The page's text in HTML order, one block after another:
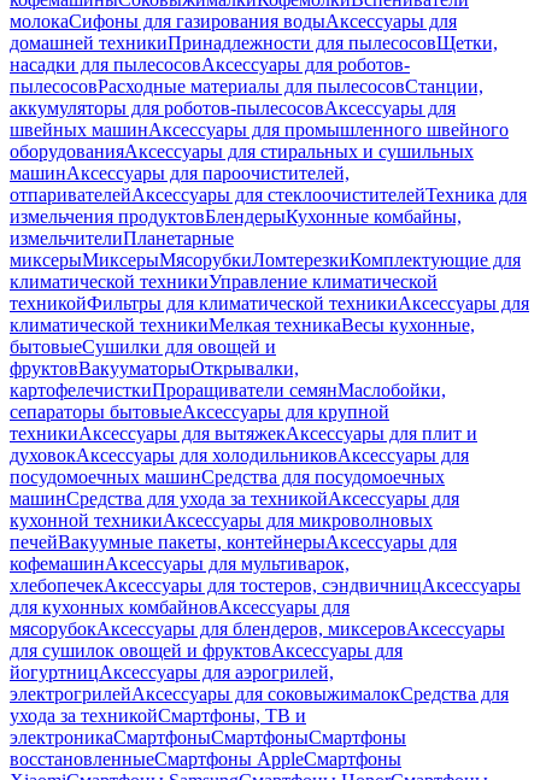
молокаСифоны для газирования водыАксессуары для
домашней техникиПринадлежности для пылесосовЩетки,
насадки для пылесосовАксессуары для роботов-
пылесосовРасходные материалы для пылесосовСтанции,
аккумуляторы для роботов-пылесосовАксессуары для
швейных машинАксессуары для промышленного швейного
оборудованияАксессуары для стиральных и сушильных
машинАксессуары для пароочистителей,
отпаривателейАксессуары для стеклоочистителейТехника для
измельчения продуктовБлендерыКухонные комбайны,
измельчителиПланетарные
миксерыМиксерыМясорубкиЛомтерезкиКомплектующие для
климатической техникиУправление климатической
техникойФильтры для климатической техникиАксессуары для
климатической техникиМелкая техникаВесы кухонные,
бытовыеСушилки для овощей и
фруктовВакууматорыОткрывалки,
картофелечисткиПроращиватели семянМаслобойки,
сепараторы бытовыеАксессуары для крупной
техникиАксессуары для вытяжекАксессуары для плит и
духовокАксессуары для холодильниковАксессуары для
посудомоечных машинСредства для посудомоечных
машинСредства для ухода за техникойАксессуары для
кухонной техникиАксессуары для микроволновых
печейВакуумные пакеты, контейнерыАксессуары для
кофемашинАксессуары для мультиварок,
хлебопечекАксессуары для тостеров, сэндвичницАксессуары
для кухонных комбайновАксессуары для
мясорубокАксессуары для блендеров, миксеровАксессуары
для сушилок овощей и фруктовАксессуары для
йогуртницАксессуары для аэрогрилей,
электрогрилейАксессуары для соковыжималокСредства для
ухода за техникойСмартфоны, ТВ и
электроникаСмартфоныСмартфоныСмартфоны
восстановленныеСмартфоны AppleСмартфоны